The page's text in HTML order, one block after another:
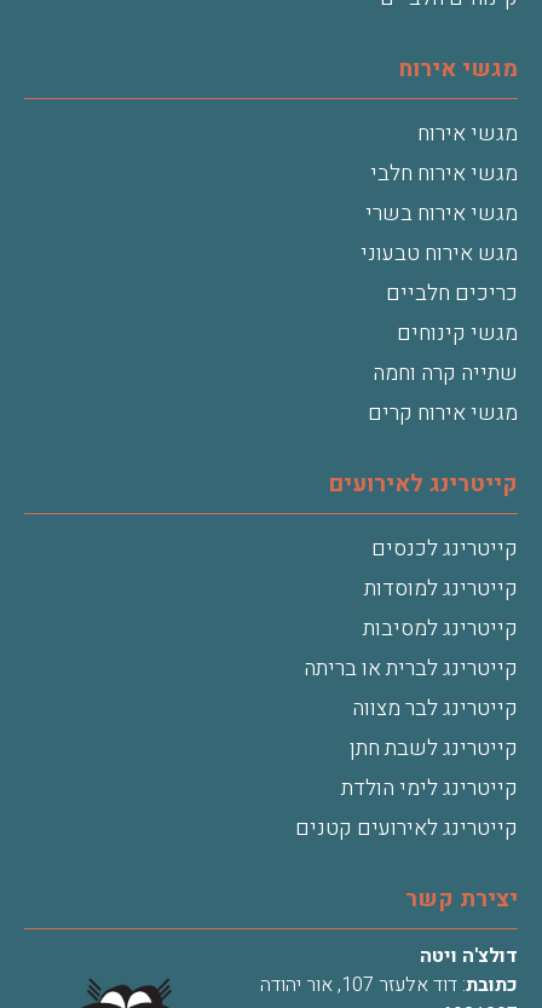
מגשי אירוח
מגשי אירוח
מגשי אירוח חלבי
מגשי אירוח בשרי
מגש אירוח טבעוני
כריכים חלביים
מגשי קינוחים
שתייה קרה וחמה
מגשי אירוח קרים
קייטרינג לאירועים
קייטרינג לכנסים
קייטרינג למוסדות
קייטרינג למסיבות
קייטרינג לברית או בריתה
קייטרינג לבר מצווה
קייטרינג לשבת חתן
קייטרינג לימי הולדת
קייטרינג לאירועים קטנים
יצירת קשר
דולצ'ה ויטה
כתובת
: דוד אלעזר 107, אור יהודה